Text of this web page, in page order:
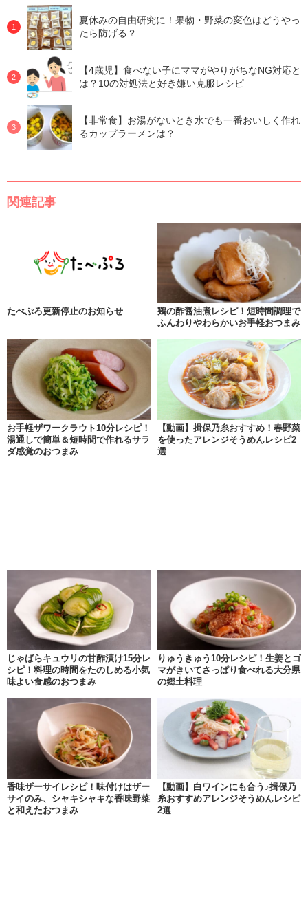
夏休みの自由研究に！果物・野菜の変色はどうやっ
たら防げる？
【4歳児】食べない子にママがやりがちなNG対応と
は？10の対処法と好き嫌い克服レシピ
【非常食】お湯がないとき水でも一番おいしく作れ
るカップラーメンは？
関連記事
たべぷろ更新停止のお知らせ
鶏の酢醤油煮レシピ！短時間調理で
ふんわりやわらかいお手軽おつまみ
お手軽ザワークラウト10分レシピ！
湯通しで簡単＆短時間で作れるサラ
ダ感覚のおつまみ
【動画】揖保乃糸おすすめ！春野菜
を使ったアレンジそうめんレシピ2
選
じゃばらキュウリの甘酢漬け15分レ
シピ！料理の時間をたのしめる小気
味よい食感のおつまみ
りゅうきゅう10分レシピ！生姜とゴ
マがきいてさっぱり食べれる大分県
の郷土料理
香味ザーサイレシピ！味付けはザー
サイのみ、シャキシャキな香味野菜
と和えたおつまみ
【動画】白ワインにも合う♪揖保乃
糸おすすめアレンジそうめんレシピ
2選